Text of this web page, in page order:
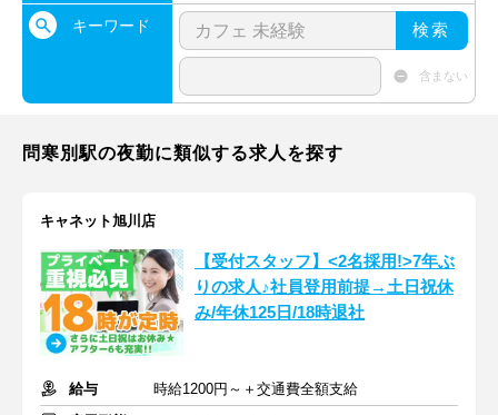
キーワード 検索
含まない
問寒別駅の夜勤に類似する求人を探す
キャネット旭川店
【受付スタッフ】<2名採用!>7年ぶ
りの求人♪社員登用前提→土日祝休
み/年休125日/18時退社
給与
時給1200円～＋交通費全額支給